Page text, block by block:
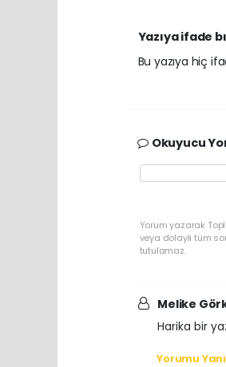
Yazıya ifade
Bu yazıya hiç
Okuyucu
Yorum yazarak
veya dolaylı tüm
tutulamaz.
Melike
Harika bir
Yorumu